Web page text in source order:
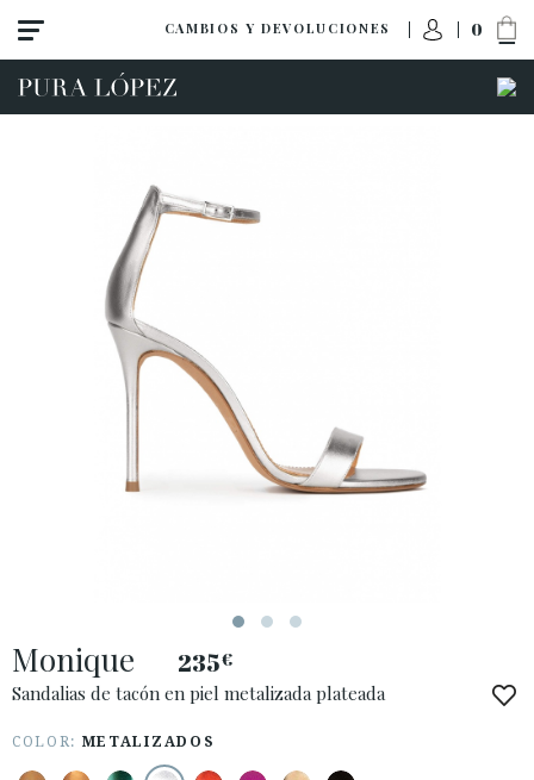
CAMBIOS Y DEVOLUCIONES 0
Tacón alto
ACCESO A MI PEDIDO
PAÍS: ESPAÑA (PENINSULA Y BALEARES)
Monique 235€
Sandalias de tacón en piel metalizada plateada
COLOR: METALIZADOS